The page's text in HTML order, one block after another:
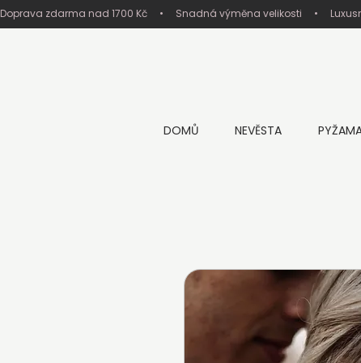
Doprava zdarma nad 1700 Kč     •     Snadná výměna velikosti     •
DOMŮ NEVĚSTA